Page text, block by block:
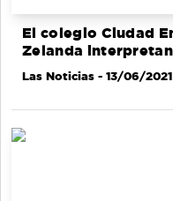
El colegio Ciudad
Zelanda
Las Noticias - 13/06/2021